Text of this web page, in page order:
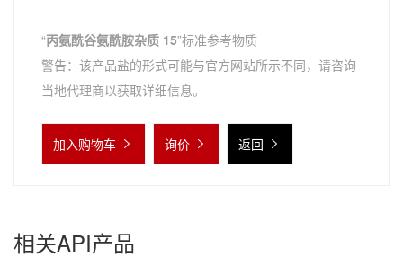
“丙氨酰谷氨酰胺杂质 15”标准参考物质
警告：该产品盐的形式可能与官方网站所示不同，请咨询
当地代理商以获取详细信息。
加入购物车 询价 返回
相关API产品